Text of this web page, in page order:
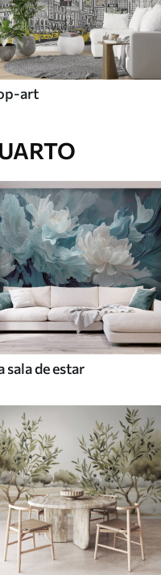
art
sala de estar